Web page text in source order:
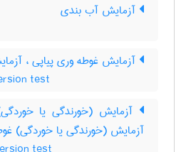
آزمایش آب بندی
آزمایش غوطه وری پیاپی ،
test
آزمایش (خورندگی یا
آزمایش (خورندگی یا خوردگی)